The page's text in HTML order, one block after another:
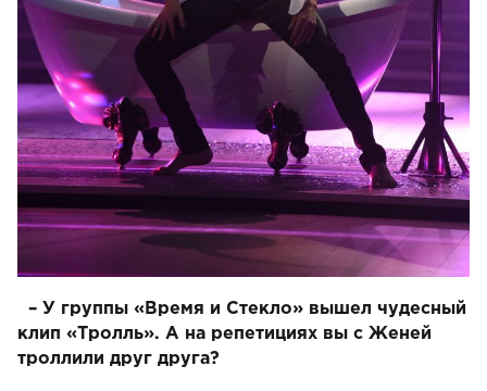
– У группы «Время и Стекло» вышел чудесный
клип «Тролль». А на репетициях вы с Женей
троллили друг друга?